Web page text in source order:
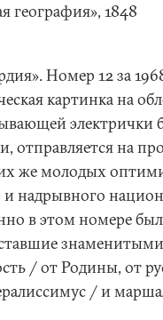
география», 1848
Номер 12 за
картинка на
электрички
отправляется на
же молодых
надрывного
в этом номере
/ от Родины, от
/ и